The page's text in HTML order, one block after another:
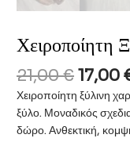
Χειροποίητη
21,00€
price
was:
21,00
17,00
Χειροποίητη ξύλινη
ξύλο. Μοναδικός
δώρο. Ανθεκτική,